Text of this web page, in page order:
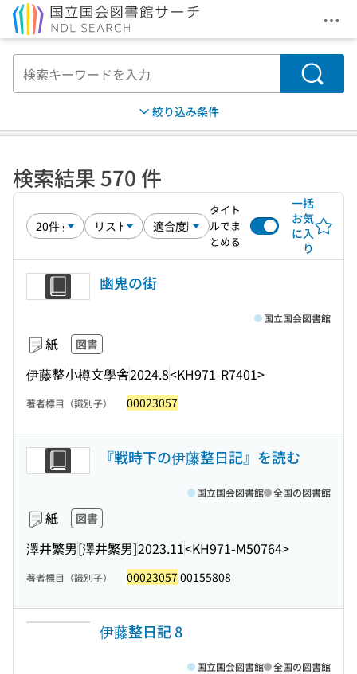
メ
検索
絞り込み条件
検索結果 570 件
タイト
ルでま
とめる
一括
お気
に入
り
幽鬼の街
紙 図書
伊藤整小樽文學舎2024.8<KH971-R7401>
国立国会図書館
著者標目（識別子） 00023057
『戦時下の伊藤整日記』を読む
紙 図書
澤井繁男[澤井繁男]2023.11<KH971-M50764>
国立国会図書館 全国の図書館
著者標目（識別子） 00023057 00155808
伊藤整日記 8
国立国会図書館 全国の図書館